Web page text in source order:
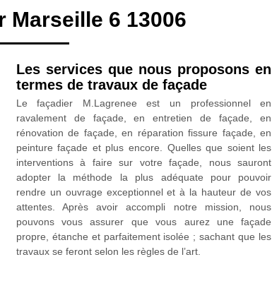
Marseille 6 13006
Les services que nous proposons en
termes de travaux de façade
Le façadier M.Lagrenee est un professionnel en
ravalement de façade, en entretien de façade, en
rénovation de façade, en réparation fissure façade, en
peinture façade et plus encore. Quelles que soient les
interventions à faire sur votre façade, nous sauront
adopter la méthode la plus adéquate pour pouvoir
rendre un ouvrage exceptionnel et à la hauteur de vos
attentes. Après avoir accompli notre mission, nous
pouvons vous assurer que vous aurez une façade
propre, étanche et parfaitement isolée ; sachant que les
travaux se feront selon les règles de l’art.